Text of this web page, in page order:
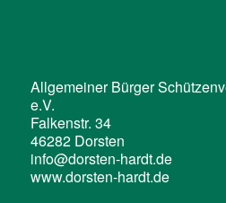
Allgemeiner Bürger
e.V.
Falkenstr. 34
46282 Dorsten
info@dorsten-hardt.de
www.dorsten-hardt.de